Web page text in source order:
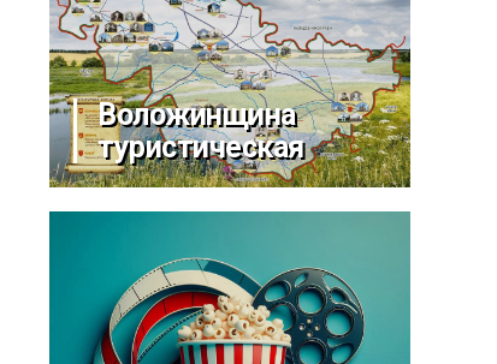
Воложинщина
туристическая